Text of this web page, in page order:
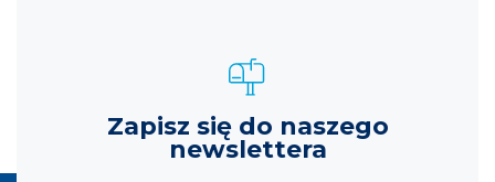
Zapisz się do naszego
newslettera